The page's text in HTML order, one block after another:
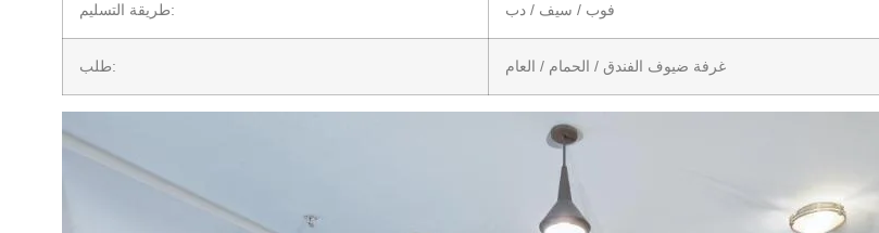
طريقة التسليم: فوب / سيف / دب
طلب: غرفة ضيوف الفندق / الحمام / العام